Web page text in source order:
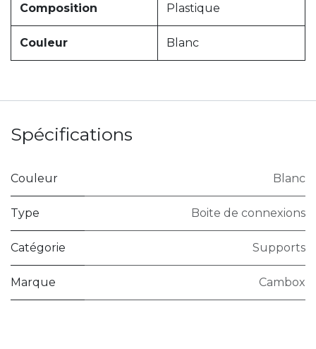
Composition Plastique
Couleur Blanc
Spécifications
Couleur Blanc
Type Boite de connexions
Catégorie Supports
Marque Cambox